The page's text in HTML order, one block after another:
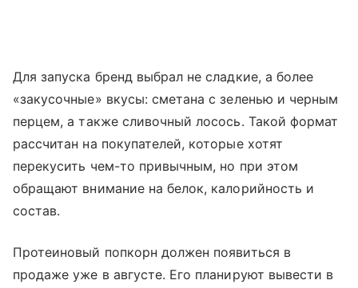
Для запуска бренд выбрал не сладкие, а более
«закусочные» вкусы: сметана с зеленью и черным
перцем, а также сливочный лосось. Такой формат
рассчитан на покупателей, которые хотят
перекусить чем-то привычным, но при этом
обращают внимание на белок, калорийность и
состав.
Протеиновый попкорн должен появиться в
продаже уже в августе. Его планируют вывести в